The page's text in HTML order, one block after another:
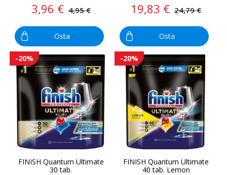
3,96 € 4,95 €
Osta
19,83 € 24,79 €
Osta
-20%
FINISH Quantum Ultimate
30 tab.
-20%
FINISH Quantum Ultimate
40 tab. Lemon